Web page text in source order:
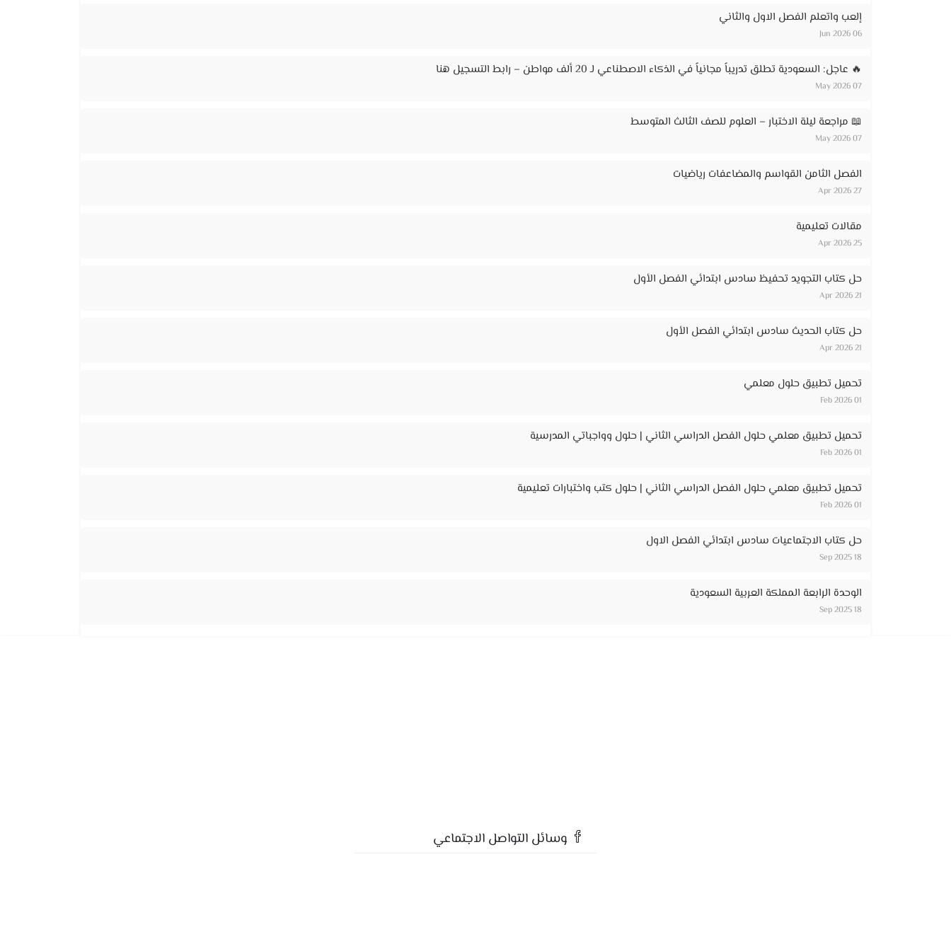
إلعب واتعلم الفصل الاول والثاني
06 Jun 2026
🔥 عاجل: السعودية تطلق تدريباً مجانياً في الذكاء الاصطناعي لـ 20 ألف مواطن – رابط التسجيل هنا
07 May 2026
📖 مراجعة ليلة الاختبار – العلوم للصف الثالث المتوسط
07 May 2026
الفصل الثامن القواسم والمضاعفات رياضيات
27 Apr 2026
مقالات تعليمية
25 Apr 2026
حل كتاب التجويد تحفيظ سادس ابتدائي الفصل الأول
21 Apr 2026
حل كتاب الحديث سادس ابتدائي الفصل الأول
21 Apr 2026
تحميل تطبيق حلول معلمي
01 Feb 2026
تحميل تطبيق معلمي حلول الفصل الدراسي الثاني | حلول وواجباتي المدرسية
01 Feb 2026
تحميل تطبيق معلمي حلول الفصل الدراسي الثاني | حلول كتب واختبارات تعليمية
01 Feb 2026
حل كتاب الاجتماعيات سادس ابتدائي الفصل الاول
18 Sep 2025
الوحدة الرابعة المملكة العربية السعودية
18 Sep 2025
وسائل التواصل الاجتماعي